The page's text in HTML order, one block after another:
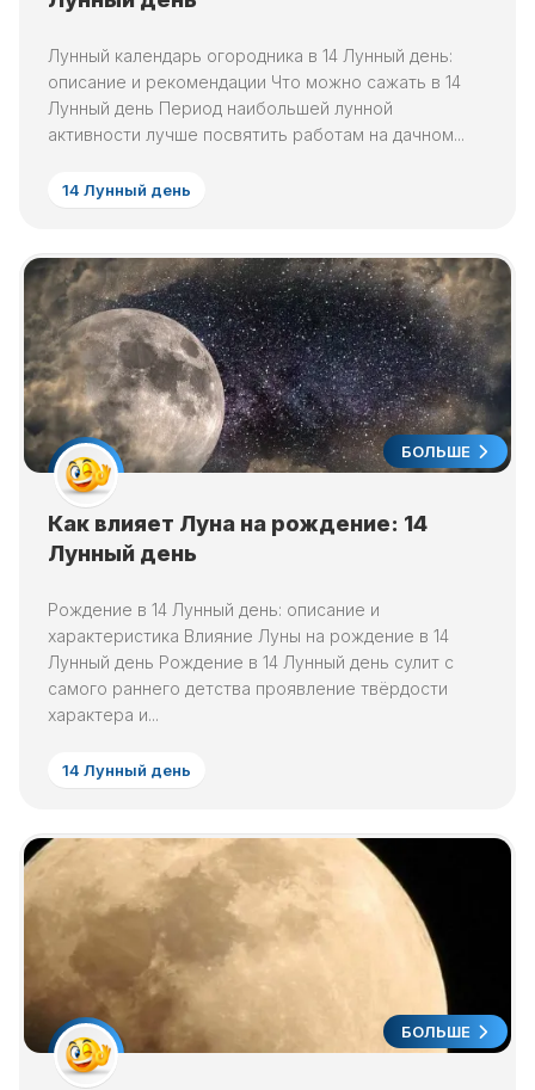
Лунный календарь огородника в 14 Лунный день:
описание и рекомендации Что можно сажать в 14
Лунный день Период наибольшей лунной
активности лучше посвятить работам на дачном...
14 Лунный день
БОЛЬШЕ
Как влияет Луна на рождение: 14
Лунный день
Рождение в 14 Лунный день: описание и
характеристика Влияние Луны на рождение в 14
Лунный день Рождение в 14 Лунный день сулит с
самого раннего детства проявление твёрдости
характера и...
14 Лунный день
БОЛЬШЕ